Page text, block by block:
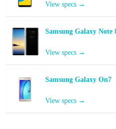
View specs →
Samsung Galaxy Note
View specs →
Samsung Galaxy On7
View specs →